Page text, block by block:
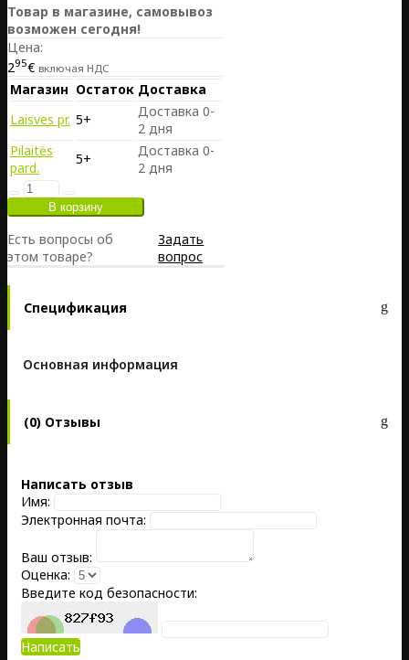
Товар в магазине, самовывоз
возможен сегодня!
Цена:
295€ включая НДС
Магазин Остаток Доставка
Laisves pr. 5+
Доставка 0-
2 дня
Pilaitės
pard.
5+
Доставка 0-
2 дня
Есть вопросы об
этом товаре?
Задать
вопрос
Спецификация
Основная информация
(0) Отзывы
Написать отзыв
Имя:
Электронная почта:
Ваш отзыв:
Оценка:
Введите код безопасности:
Написать